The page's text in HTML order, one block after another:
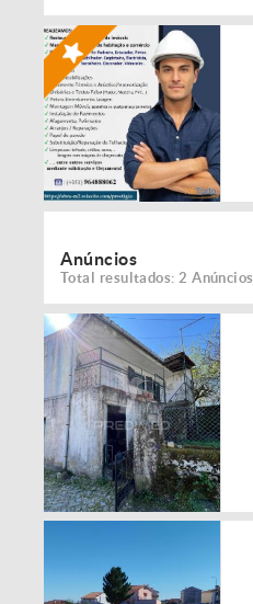
Anúncios
Total resultados: 2 Anúncios